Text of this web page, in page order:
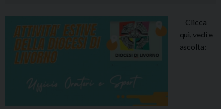
Clicca
qui, vedi e
ascolta: